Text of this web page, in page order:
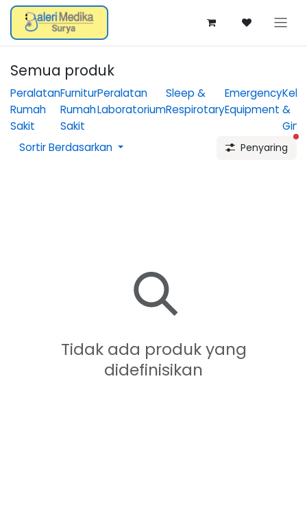
Skip ke Konten
Semua produk
Peralatan
Rumah
Sakit
Furnitur
Rumah
Sakit
Peralatan
Laboratorium
Sleep &
Respirotary
Emergency
Equipment &
Sortir Berdasarkan
Penyaring
Tidak ada produk yang
didefinisikan